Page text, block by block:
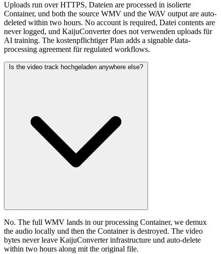
Uploads run over HTTPS, Dateien are processed in isolierte
Container, und both the source WMV und the WAV output are auto-
deleted within two hours. No account is required, Datei contents are
never logged, und KaijuConverter does not verwenden uploads für
AI training. The kostenpflichtiger Plan adds a signable data-
processing agreement für regulated workflows.
Is the video track hochgeladen anywhere else?
No. The full WMV lands in our processing Container, we demux
the audio locally und then the Container is destroyed. The video
bytes never leave KaijuConverter infrastructure und auto-delete
within two hours along mit the original file.